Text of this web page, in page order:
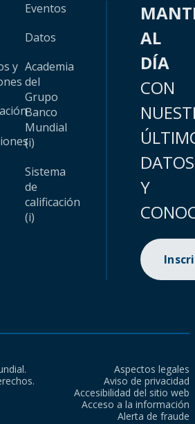
y
Eventos
Datos
Academia
del
Grupo
Banco
Mundial
(i)
Sistema
de
calificación
(i)
AL
DÍA
CON
DATOS
Y
Aspectos legales
Aviso de privacidad
Accesibilidad del sitio web
Acceso a la información
Alerta de fraude